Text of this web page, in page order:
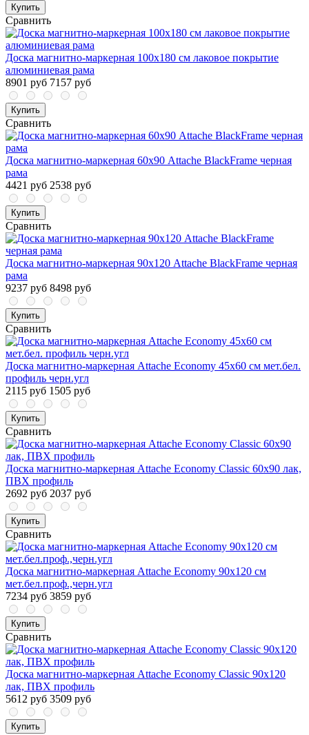
Купить
Сравнить
Доска магнитно-маркерная 100x180 см лаковое покрытие
алюминиевая рама
8901 руб 7157 руб
Купить
Сравнить
Доска магнитно-маркерная 60х90 Attache BlackFrame черная
рама
4421 руб 2538 руб
Купить
Сравнить
Доска магнитно-маркерная 90х120 Attache BlackFrame черная
рама
9237 руб 8498 руб
Купить
Сравнить
Доска магнитно-маркерная Attache Economy 45х60 см мет.бел.
профиль черн.угл
2115 руб 1505 руб
Купить
Сравнить
Доска магнитно-маркерная Attache Economy Classic 60х90 лак,
ПВХ профиль
2692 руб 2037 руб
Купить
Сравнить
Доска магнитно-маркерная Attache Economy 90х120 см
мет.бел.проф.,черн.угл
7234 руб 3859 руб
Купить
Сравнить
Доска магнитно-маркерная Attache Economy Classic 90х120
лак, ПВХ профиль
5612 руб 3509 руб
Купить